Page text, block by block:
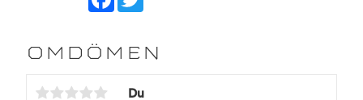
b
o
t
e
OMDÖMEN
Du